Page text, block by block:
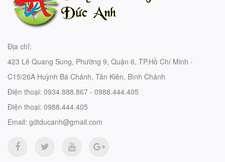
Địa chỉ:
423 Lê Quang Sung, Phường 9, Quận 6, TP.Hồ Chí Minh -
C15/26A Huỳnh Bá Chánh, Tân Kiên, Bình Chánh
Điện thoại: 0934.888.867 - 0988.444.405
Điện thoại: 0988.444.405
Email: gdtducanh@gmail.com